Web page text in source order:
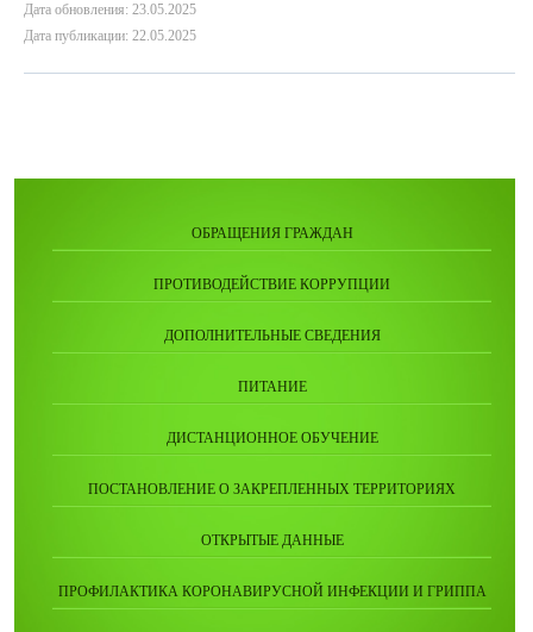
Дата обновления: 23.05.2025
Дата публикации: 22.05.2025
ОБРАЩЕНИЯ ГРАЖДАН
ПРОТИВОДЕЙСТВИЕ КОРРУПЦИИ
ДОПОЛНИТЕЛЬНЫЕ СВЕДЕНИЯ
ПИТАНИЕ
ДИСТАНЦИОННОЕ ОБУЧЕНИЕ
ПОСТАНОВЛЕНИЕ О ЗАКРЕПЛЕННЫХ ТЕРРИТОРИЯХ
ОТКРЫТЫЕ ДАННЫЕ
ПРОФИЛАКТИКА КОРОНАВИРУСНОЙ ИНФЕКЦИИ И ГРИППА